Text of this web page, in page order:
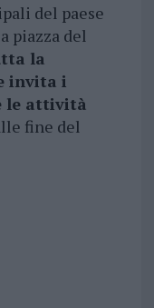
del paese
piazza del
la
invita i
le attività
fine del